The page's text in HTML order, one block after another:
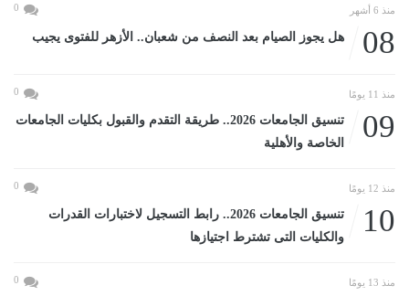
منذ 6 أشهر 0
08 هل يجوز الصيام بعد النصف من شعبان.. الأزهر للفتوى يجيب
منذ 11 يومًا 0
09
تنسيق الجامعات 2026.. طريقة التقدم والقبول بكليات الجامعات
الخاصة والأهلية
منذ 12 يومًا 0
10
تنسيق الجامعات 2026.. رابط التسجيل لاختبارات القدرات
والكليات التى تشترط اجتيازها
منذ 13 يومًا 0